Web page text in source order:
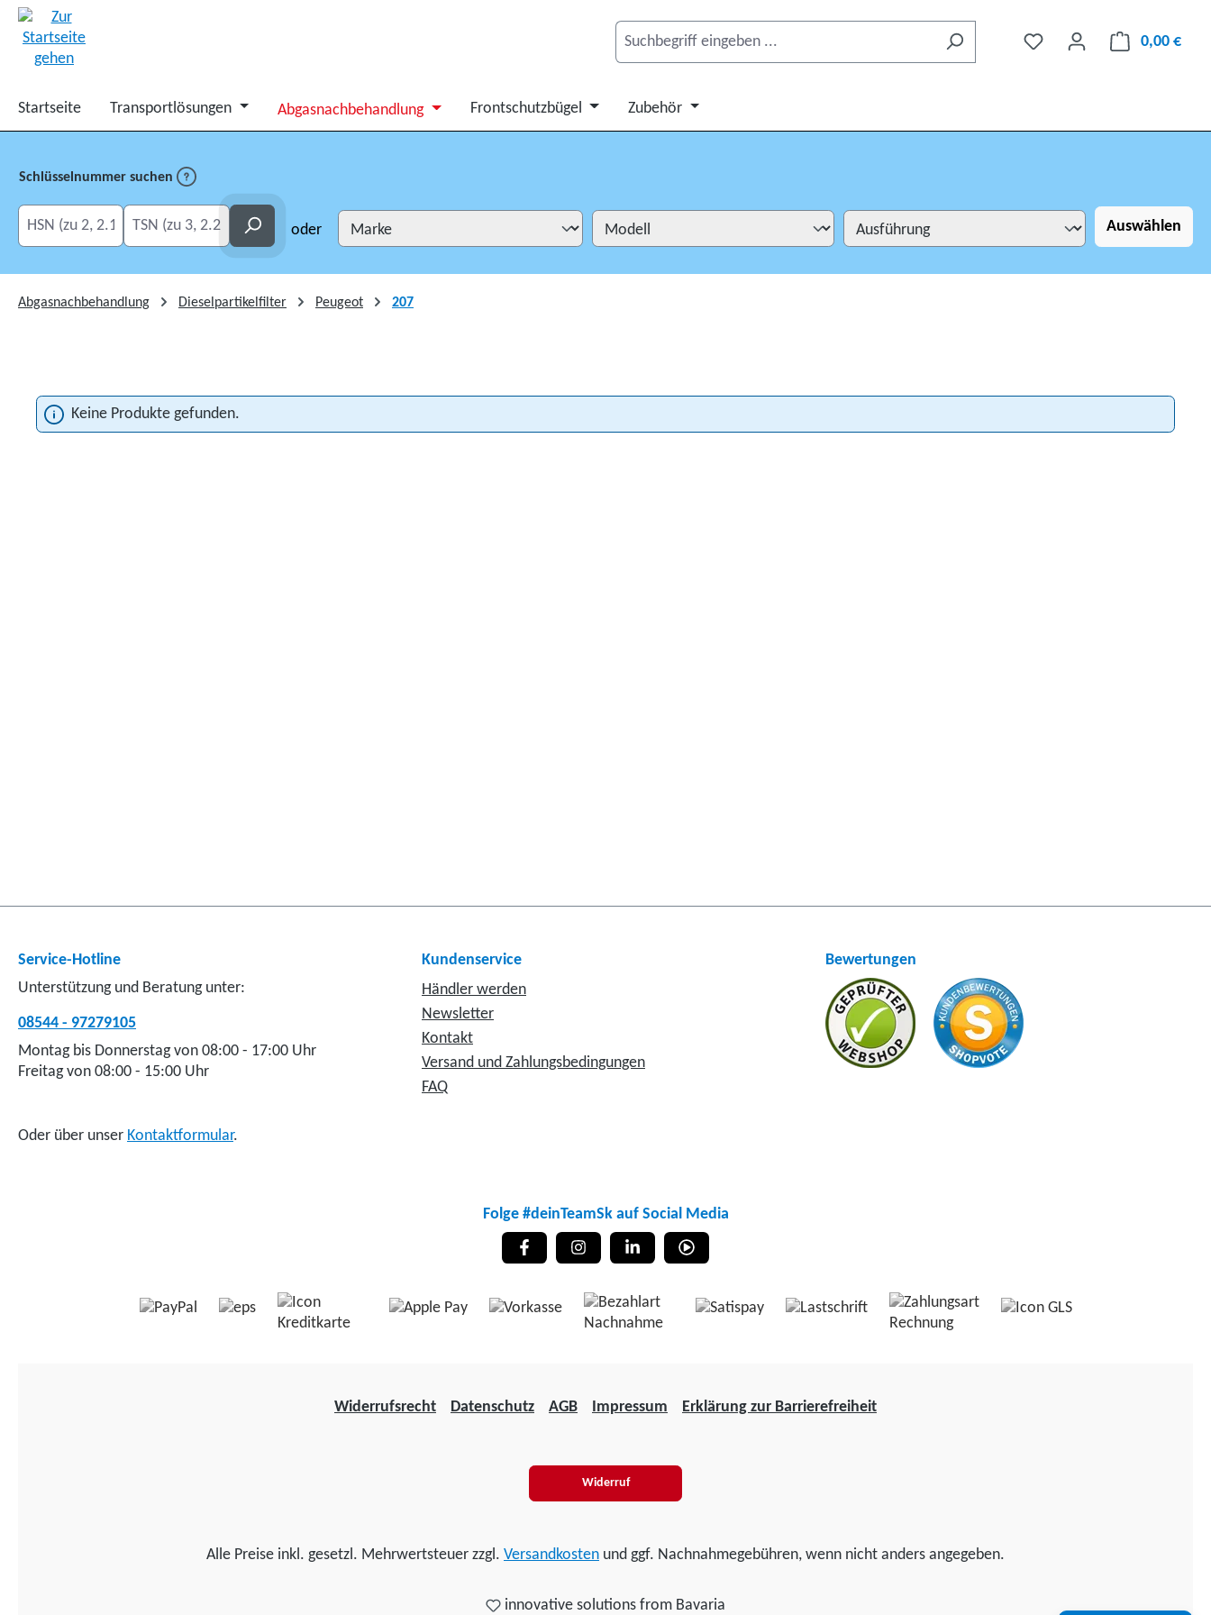
0,00 €
Startseite Transportlösungen Abgasnachbehandlung Frontschutzbügel Zubehör
Schlüsselnummer suchen
HSN eingeben
TSN eingeben Suchen oder Auswählen
Abgasnachbehandlung Dieselpartikelfilter Peugeot 207
Keine Produkte gefunden.
Service-Hotline
Unterstützung und Beratung unter:
08544 - 97279105
Montag bis Donnerstag von 08:00 - 17:00 Uhr
Freitag von 08:00 - 15:00 Uhr
Oder über unser Kontaktformular.
Kundenservice
Händler werden
Newsletter
Kontakt
Versand und Zahlungsbedingungen
FAQ
Bewertungen
Folge #deinTeamSk auf Social Media
Widerrufsrecht Datenschutz AGB Impressum Erklärung zur Barrierefreiheit
Widerruf
Alle Preise inkl. gesetzl. Mehrwertsteuer zzgl. Versandkosten und ggf. Nachnahmegebühren, wenn nicht anders angegeben.
innovative solutions from Bavaria